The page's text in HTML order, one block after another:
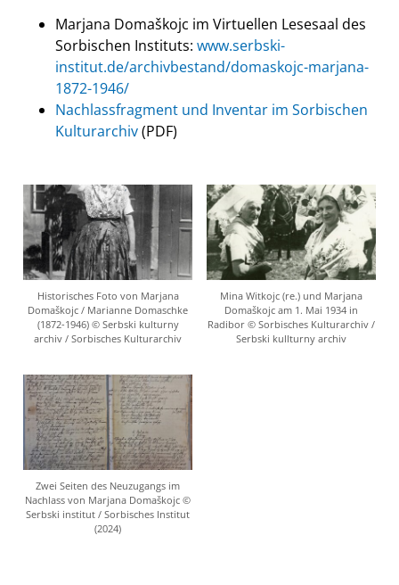
Marjana Domaškojc im Virtuellen Lesesaal des
Sorbischen Instituts: www.serbski-
institut.de/archivbestand/domaskojc-marjana-
1872-1946/
Nachlassfragment und Inventar im Sorbischen
Kulturarchiv(PDF)
Historisches Foto von Marjana
Domaškojc / Marianne Domaschke
(1872-1946) © Serbski kulturny
archiv / Sorbisches Kulturarchiv
Mina Witkojc (re.) und Marjana
Domaškojc am 1. Mai 1934 in
Radibor © Sorbisches Kulturarchiv /
Serbski kullturny archiv
Zwei Seiten des Neuzugangs im
Nachlass von Marjana Domaškojc ©
Serbski institut / Sorbisches Institut
(2024)